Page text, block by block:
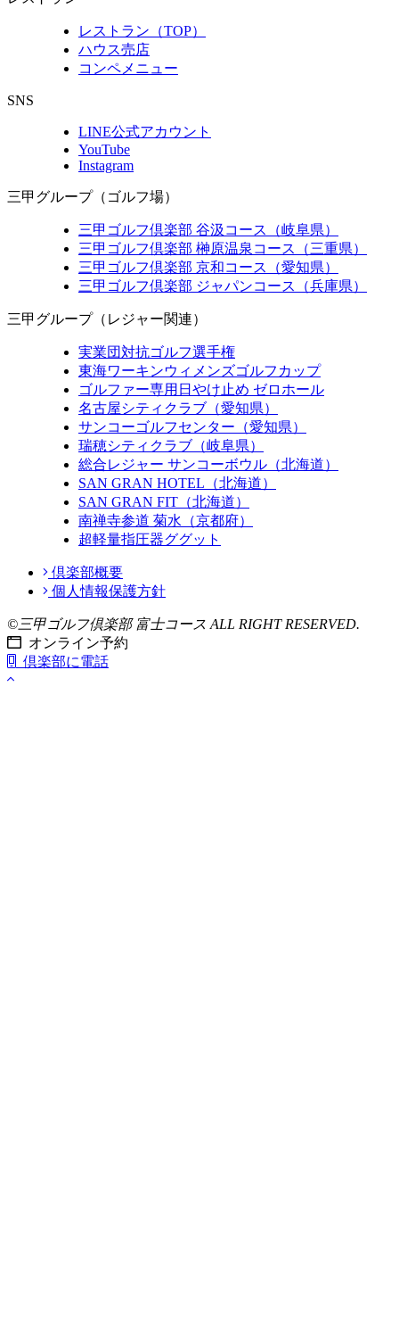
レストラン（TOP）
ハウス売店
コンペメニュー
SNS
LINE公式アカウント
YouTube
Instagram
三甲グループ（ゴルフ場）
三甲ゴルフ倶楽部 谷汲コース（岐阜県）
三甲ゴルフ倶楽部 榊原温泉コース（三重県）
三甲ゴルフ倶楽部 京和コース（愛知県）
三甲ゴルフ倶楽部 ジャパンコース（兵庫県）
三甲グループ（レジャー関連）
実業団対抗ゴルフ選手権
東海ワーキンウィメンズゴルフカップ
ゴルファー専用日やけ止め ゼロホール
名古屋シティクラブ（愛知県）
サンコーゴルフセンター（愛知県）
瑞穂シティクラブ（岐阜県）
総合レジャー サンコーボウル（北海道）
SAN GRAN HOTEL（北海道）
SAN GRAN FIT（北海道）
南禅寺参道 菊水（京都府）
超軽量指圧器ググット
倶楽部概要
個人情報保護方針
©三甲ゴルフ倶楽部 富士コース ALL RIGHT RESERVED.
オンライン予約
倶楽部に電話